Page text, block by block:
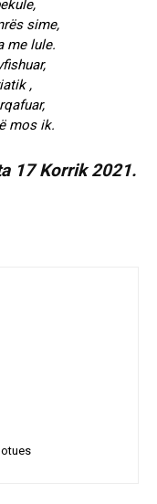
sime,
me lule.
,
mos ik.
17 Korrik 2021.